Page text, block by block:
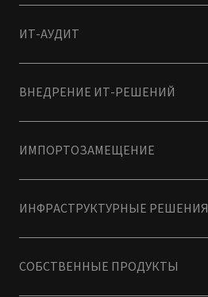
ИТ-АУДИТ
ВНЕДРЕНИЕ ИТ-РЕШЕНИЙ
ИМПОРТОЗАМЕЩЕНИЕ
ИНФРАСТРУКТУРНЫЕ РЕШЕНИЯ
СОБСТВЕННЫЕ ПРОДУКТЫ